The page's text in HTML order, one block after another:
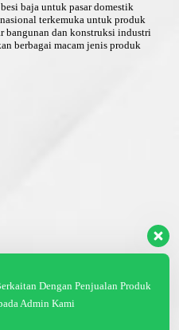
baja untuk pasar domestik
terkemuka untuk produk
bangunan dan konstruksi industri
berbagai macam jenis produk
Dengan Penjualan Produk
Admin Kami